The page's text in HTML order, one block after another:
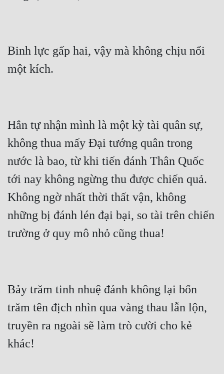
Binh lực gấp hai, vậy mà không chịu nổi
Hắn tự nhận mình là một kỳ tài quân sự,
không thua mấy Đại tướng quân trong
nước là bao, từ khi tiến đánh Thân Quốc
tới nay không ngừng thu được chiến quả.
Không ngờ nhất thời thất vận, không
những bị đánh lén đại bại, so tài trên chiến
Bảy trăm tinh nhuệ đánh không lại bốn
trăm tên địch nhìn qua vàng thau lẫn lộn,
truyền ra ngoài sẽ làm trò cười cho kẻ